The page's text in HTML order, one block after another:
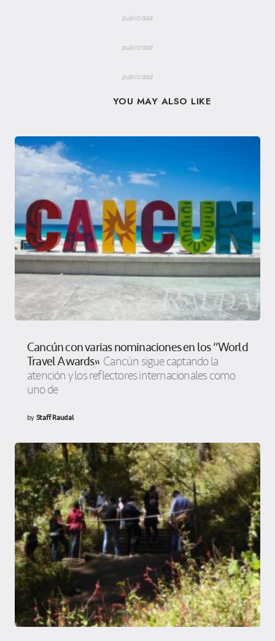
publicidad
publicidad
publicidad
YOU MAY ALSO LIKE
Cancún con varias nominaciones en los “World
Travel Awards” Cancún sigue captando la
atención y los reflectores internacionales como
uno de
byStaff Raudal